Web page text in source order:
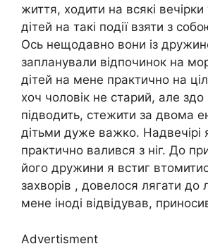
життя, ходити на всякі
дітей на такі події взяти з
Ось нещодавно вони із
запланували відпочинок на
дітей на мене практично на
хоч чоловік не старий, але здо
підводить, стежити за двома
дітьми дуже важко. Надвечірі
практично валився з ніг. До
його дружини я встиг
захворів , довелося лягати до
мене іноді відвідував,
Advertisment